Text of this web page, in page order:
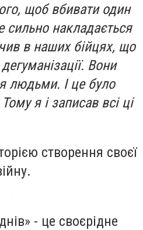
щоб вбивати один
сильно накладається
в наших бійцях, що
Вони
людьми. І це було
я і записав всі ці
створення своєї
- це своєрідне